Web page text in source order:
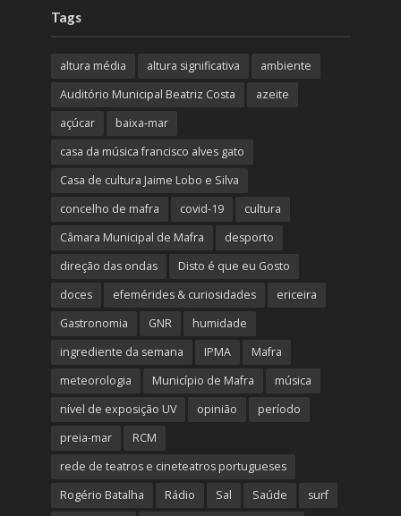
Tags
altura média altura significativa
ambiente
Auditório Municipal Beatriz Costa
azeite
açúcar
baixa-mar
casa da música francisco alves gato
Casa de cultura Jaime Lobo e Silva
concelho de mafra
covid-19
cultura
Câmara Municipal de Mafra
desporto
direção das ondas
Disto é que eu Gosto
doces
efemérides & curiosidades
ericeira
Gastronomia
GNR
humidade
ingrediente da semana
IPMA
Mafra
meteorologia
Município de Mafra
música
nível de exposição UV
opinião
período
preia-mar
RCM
rede de teatros e cineteatros portugueses
Rogério Batalha
Rádio Sal Saúde surf